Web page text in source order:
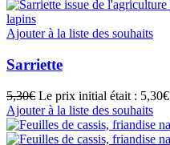
Ajouter à la liste des souhaits
Sarriette
5,30€ Le prix initial était :
Ajouter à la liste des souhaits